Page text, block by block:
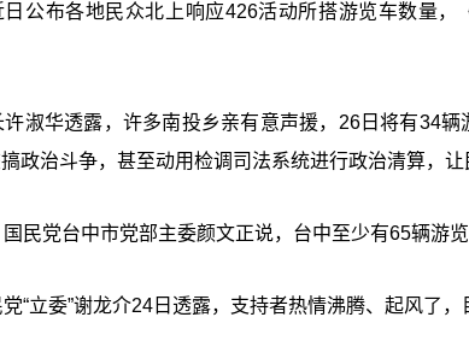
公布各地民众北上响应426活动所搭游览车数量
许淑华透露，许多南投乡亲有意声援，26日将有34
政治斗争，甚至动用检调司法系统进行政治清算，让
民党台中市党部主委颜文正说，台中至少有65辆游
“立委”谢龙介24日透露，支持者热情沸腾、起风了，